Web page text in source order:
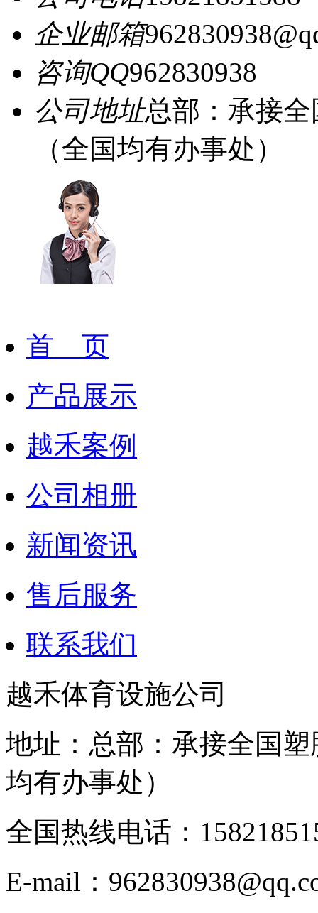
企业邮箱
咨询QQ962830938
公司地址总部：承接
（全国均有办事处）
首 页
产品展示
越禾案例
公司相册
新闻资讯
售后服务
联系我们
越禾体育设施公司
地址：总部：承接全国
均有办事处）
全国热线电话：
E-mail：